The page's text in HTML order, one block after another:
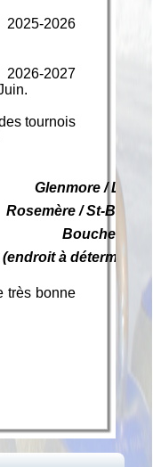
2025-2026
2026-2027
tournois
TMR
Glenmore / Laval
Rosemère / St-Bruno
Boucherville
à déterminer)
très bonne